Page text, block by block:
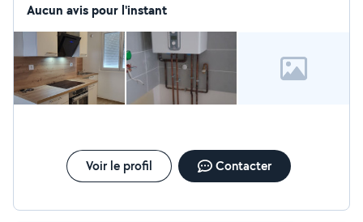
chauffeau, chaudière,.. ) Merci
Aucun avis pour l'instant
Voir le profil Contacter